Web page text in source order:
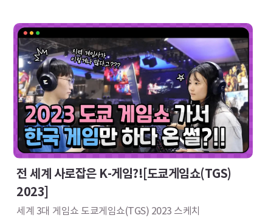
전 세계 사로잡은 K-게임?![도쿄게임쇼(TGS)
2023]
세계 3대 게임쇼 도쿄게임쇼(TGS) 2023 스케치